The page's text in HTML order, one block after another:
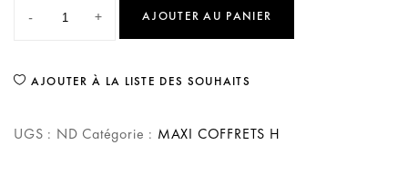
- + AJOUTER AU PANIER
AJOUTER À LA LISTE DES SOUHAITS
UGS : ND Catégorie : MAXI COFFRETS H